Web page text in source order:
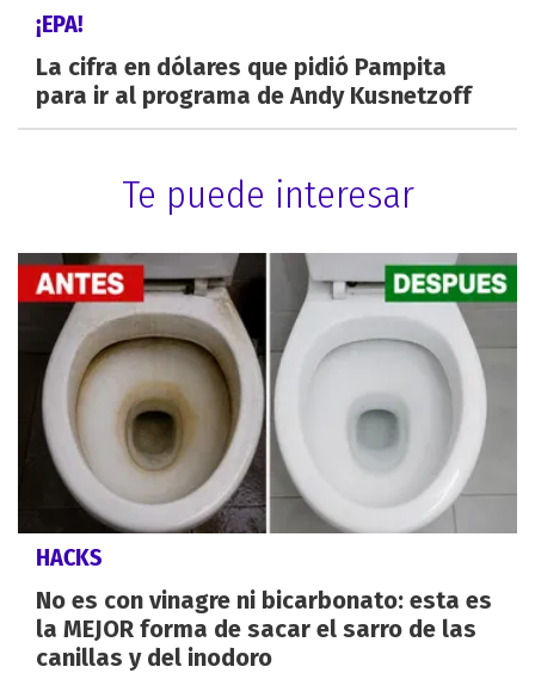
¡EPA!
La cifra en dólares que pidió Pampita
para ir al programa de Andy Kusnetzoff
Te puede interesar
HACKS
No es con vinagre ni bicarbonato: esta es
la MEJOR forma de sacar el sarro de las
canillas y del inodoro